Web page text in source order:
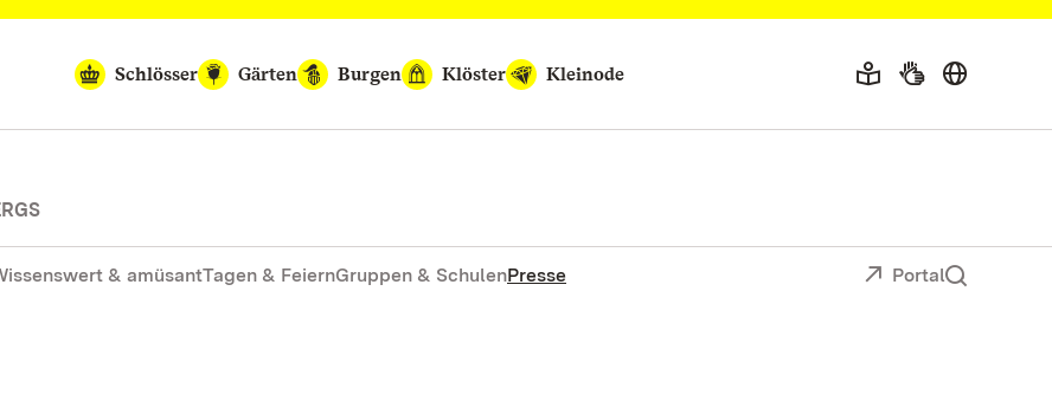
Schlösser
Gärten Burgen Klöster Kleinode
& amüsantTagen & FeiernGruppen & SchulenPresse Portal